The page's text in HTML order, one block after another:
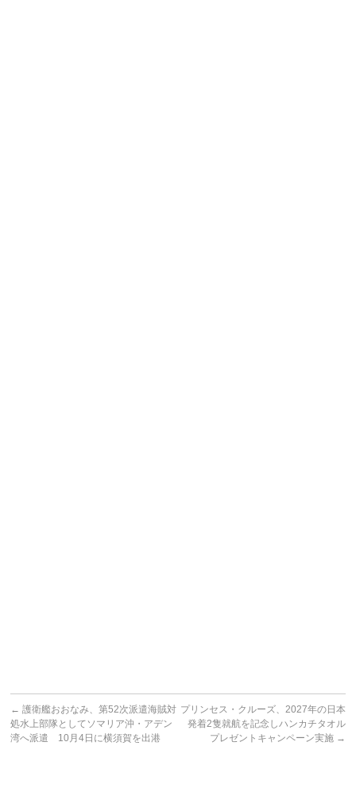
← 護衛艦おおなみ、第52次派遣海賊対
処水上部隊としてソマリア沖・アデン
湾へ派遣 10月4日に横須賀を出港
プリンセス・クルーズ、2027年の日本
発着2隻就航を記念しハンカチタオル
プレゼントキャンペーン実施 →